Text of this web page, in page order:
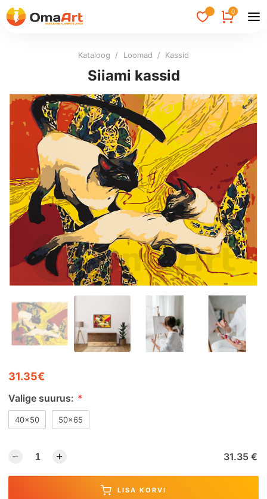
0
Kataloog / Loomad / Kassid
Siiami kassid
31.35€
Valige suurus: *
40x50 50x65
31.35 €
LISA KORVI